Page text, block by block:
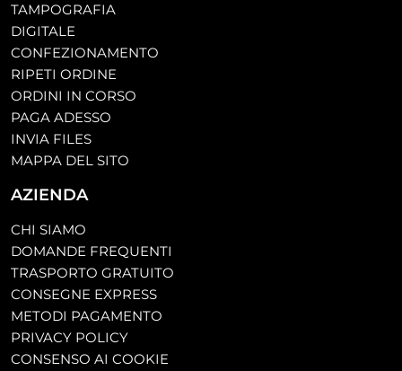
TAMPOGRAFIA
DIGITALE
CONFEZIONAMENTO
RIPETI ORDINE
ORDINI IN CORSO
PAGA ADESSO
INVIA FILES
MAPPA DEL SITO
AZIENDA
CHI SIAMO
DOMANDE FREQUENTI
TRASPORTO GRATUITO
CONSEGNE EXPRESS
METODI PAGAMENTO
PRIVACY POLICY
CONSENSO AI COOKIE